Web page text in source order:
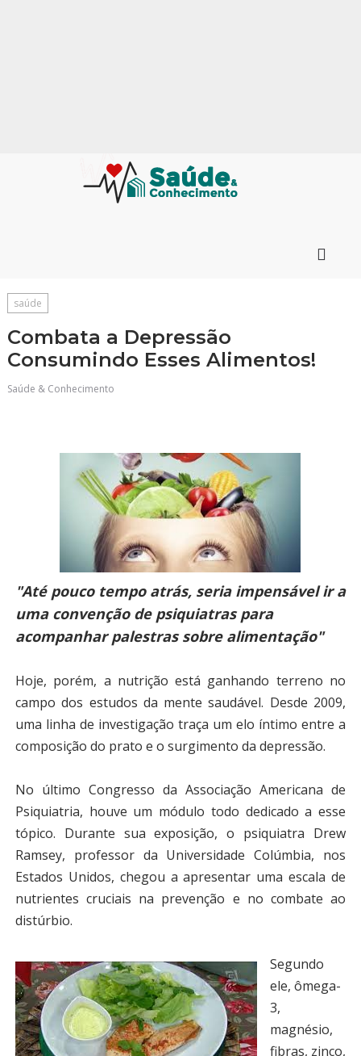
saúde
Combata a Depressão
Consumindo Esses Alimentos!
Saúde & Conhecimento
"Até pouco tempo atrás, seria impensável ir a
uma convenção de psiquiatras para
acompanhar palestras sobre alimentação"
Hoje, porém, a nutrição está ganhando terreno no
campo dos estudos da mente saudável. Desde 2009,
uma linha de investigação traça um elo íntimo entre a
composição do prato e o surgimento da depressão.
No último Congresso da Associação Americana de
Psiquiatria, houve um módulo todo dedicado a esse
tópico. Durante sua exposição, o psiquiatra Drew
Ramsey, professor da Universidade Colúmbia, nos
Estados Unidos, chegou a apresentar uma escala de
nutrientes cruciais na prevenção e no combate ao
distúrbio.
Segundo
ele, ômega-
3,
magnésio,
fibras, zinco,